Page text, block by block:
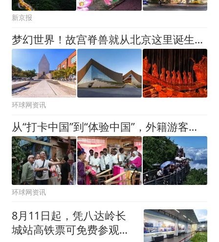
新京报
梦幻世界！故宫脊兽就从北京这里诞生！快冲→
环球网资讯
从“打卡中国”到“体验中国”，外籍游客乐享夏日“ChinaCool”
环球网资讯
8月11日起，凭八达岭长
城站高铁票可免费参观詹